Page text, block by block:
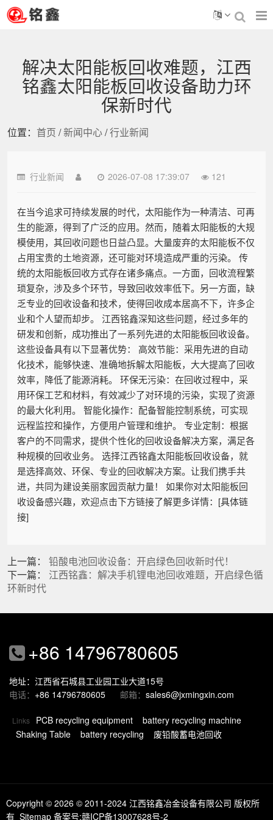
解决太阳能板回收难题，江西
铭鑫太阳能板回收设备助力环
保新时代
位置： 首页 /新闻中心/行业新闻
行业新闻 2026-07-08 17:39:07 121
在当今追求可持续发展的时代，太阳能作为一种清洁、可再
生的能源，得到了广泛的应用。然而，随着太阳能板的大规
模使用，其回收问题也日益凸显。大量废弃的太阳能板不仅
占用宝贵的土地资源，还可能对环境造成严重的污染。 传
统的太阳能板回收方式存在诸多痛点。一方面，回收流程繁
琐复杂，涉及多个环节，导致回收效率低下。另一方面，缺
乏专业的回收设备和技术，使得回收成本居高不下，许多企
业和个人望而却步。 江西铭鑫深知这些问题，经过多年的
研发和创新，成功推出了一系列先进的太阳能板回收设备。
这些设备具有以下显著优势： 高效节能：采用先进的自动
化技术，能够快速、准确地拆解太阳能板，大大提高了回收
效率，降低了能源消耗。 环保无污染：在回收过程中，采
用环保工艺和材料，有效减少了对环境的污染，实现了资源
的最大化利用。 智能化操作：配备智能控制系统，可实现
远程监控和操作，方便用户管理和维护。 专业定制：根据
客户的不同需求，提供个性化的回收设备解决方案，满足各
种规模的回收业务。 选择江西铭鑫太阳能板回收设备，就
是选择高效、环保、专业的回收解决方案。让我们携手共
进，共同为建设美丽家园贡献力量！ 如果你对太阳能板回
收设备感兴趣，欢迎点击下方链接了解更多详情：[具体链
接]
上一篇： 铅酸电池回收设备：开启绿色回收新时代！
下一篇： 江西铭鑫：解决手机锂电池回收难题，开启绿色循
环新时代
+86 14796780605
地址：江西省石城县工业园工业大道15号
电话： +86 14796780605 邮箱： sales6@jxmingxin.com
Links PCB recycling equipment
battery recycling machine
Shaking Table
battery recycling 废铅酸蓄电池回收
Copyright © 2026 © 2011-2024 江西铭鑫冶金设备有限公司 版权所
有 Sitemap 备案号:赣ICP备13007628号-2